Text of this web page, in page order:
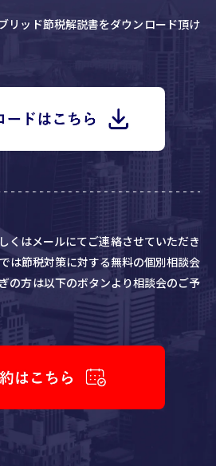
リッド節税解説書をダウンロード頂け
くはメールにてご連絡させていただき
は節税対策に対する無料の個別相談会
の方は以下のボタンより相談会のご予